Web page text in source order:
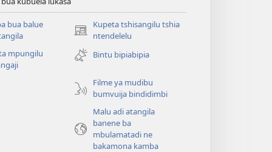
bua balue
Kupeta tshisangilu tshia
ntendelelu
(bikangula
dibeji
dikuabu)
mpungilu
Bintu bipiabipia
Filme ya mudibu
bumvuija bindidimbi
Malu adi atangila
banene ba
mbulamatadi ne
bakamona kamba